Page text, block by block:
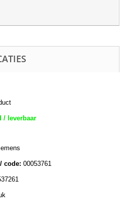
/ leverbaar
code: 00053761